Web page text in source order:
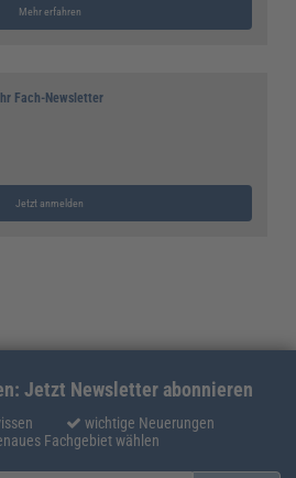
Mehr erfahren
Ihr Fach-Newsletter
Jetzt anmelden
Jetzt Newsletter abonnieren
wichtige Neuerungen
Fachgebiet wählen